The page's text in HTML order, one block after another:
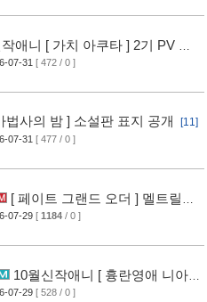
애니 [ 가치 아쿠타 ] 2기 PV 영
07-31 [ 472 / 0 ]
법사의 밤 ] 소설판 표지 공개 [11]
07-31 [ 477 / 0 ]
[ 페이트 그랜드 오더 ] 멜트릴리
공개 [12]
07-29 [ 1184 / 0 ]
10월신작애니 [ 흉란영애 니아
상 공개 [13]
07-29 [ 528 / 0 ]